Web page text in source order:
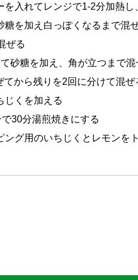
入れてレンジで1-2分加熱
を加え白っぽくなるまで混
ぜる
砂糖を加え、角が立つまで混
てから残りを2回に分けて混ぜ
じくを加える
30分湯煎焼きにする
ング用のいちじくとレモンを